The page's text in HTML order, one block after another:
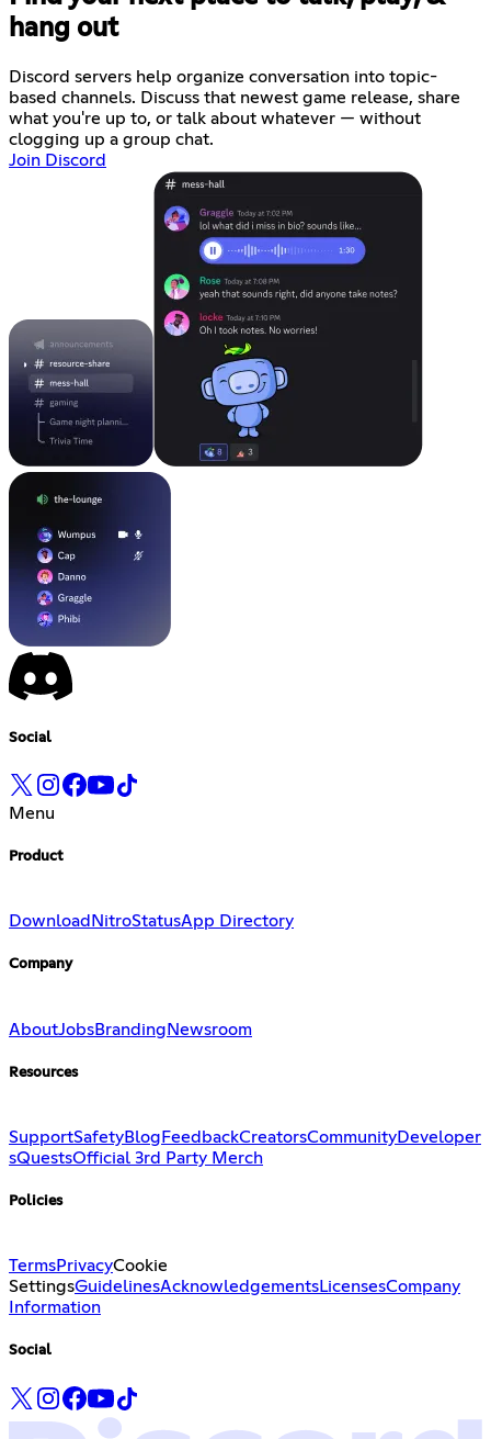
hang out
Discord servers help organize conversation into topic-
based channels. Discuss that newest game release, share
what you're up to, or talk about whatever — without
clogging up a group chat.
Join Discord
Social
Menu
Product
Download NitroStatusApp Directory
Company
AboutJobsBrandingNewsroom
Resources
SupportSafetyBlog FeedbackCreatorsCommunityDeveloper
sQuestsOfficial 3rd Party Merch
Policies
TermsPrivacyCookie
SettingsGuidelinesAcknowledgementsLicensesCompany
Information
Social